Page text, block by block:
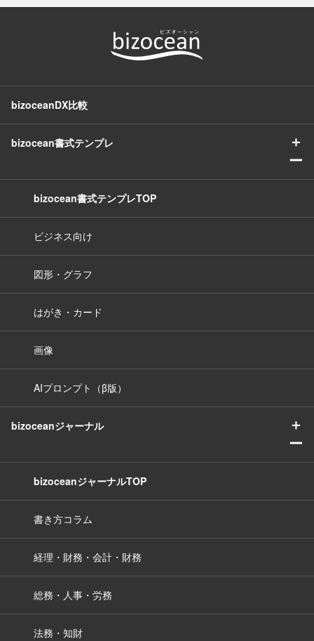
bizoceanDX比較
bizocean書式テンプレ
＋
ー
bizocean書式テンプレTOP
ビジネス向け
図形・グラフ
はがき・カード
画像
AIプロンプト（β版）
bizoceanジャーナル
＋
ー
bizoceanジャーナルTOP
書き方コラム
経理・財務・会計・財務
総務・人事・労務
法務・知財